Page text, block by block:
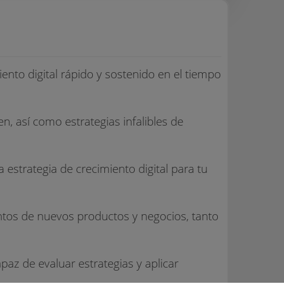
digital rápido y sostenido en el tiempo
así como estrategias infalibles de
estrategia de crecimiento digital para tu
de nuevos productos y negocios, tanto
de evaluar estrategias y aplicar